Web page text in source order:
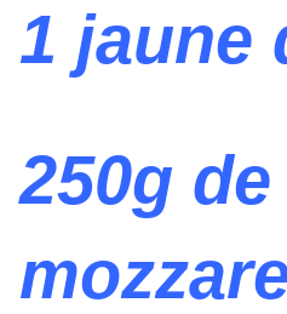
1 jaune
250g de